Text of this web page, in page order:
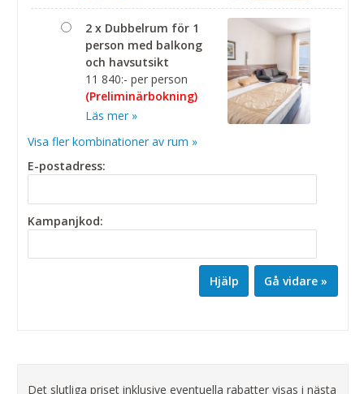
2 x Dubbelrum för 1
person med balkong
och havsutsikt
11 840:- per person
(Preliminärbokning)
Läs mer »
Visa fler kombinationer av rum »
E-postadress:
Kampanjkod:
Hjälp
Det slutliga priset inklusive eventuella rabatter visas i nästa